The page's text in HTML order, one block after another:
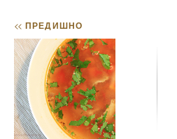
<< ПРЕДИШНО